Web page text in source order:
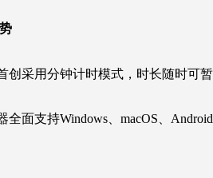
创采用分钟计时模式，时长随时可
全面支持Windows、macOS、